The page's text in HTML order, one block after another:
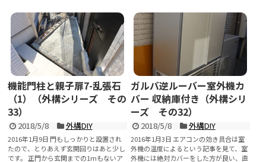
機能門柱と親子扉7-乱張石
（1）（外構シリーズ その
33）
2018/5/8 外構DIY
2016年1月9日 門もしっかりと設置され
たので、とりあえず玄関回りはあと少し
です。 正門から玄関までの1mもないア
ガルバ逆ルーバー室外機カ
バー 収納庫付き（外構シリ
ーズ その32）
2018/5/8 外構DIY
2016年1月3日 エアコンの効き具合は室
外機の温度によるという記事を見て、室
外機には絶対カバーをした方が良い、直